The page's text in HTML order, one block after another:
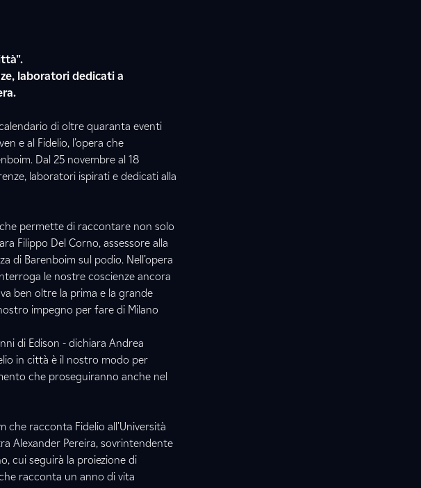
laboratori dedicati a
di oltre quaranta eventi
e al Fidelio, l’opera che
Dal 25 novembre al 18
laboratori ispirati e dedicati alla
permette di raccontare non solo
Filippo Del Corno, assessore alla
di Barenboim sul podio. Nell’opera
le nostre coscienze ancora
ben oltre la prima e la grande
impegno per fare di Milano
di Edison - dichiara Andrea
in città è il nostro modo per
che proseguiranno anche nel
che racconta Fidelio all’Università
Alexander Pereira, sovrintendente
cui seguirà la proiezione di
racconta un anno di vita